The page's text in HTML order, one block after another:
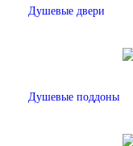
Душевые двери
Душевые поддоны